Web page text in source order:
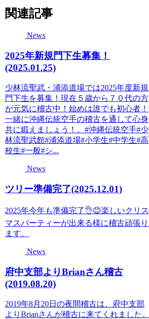
関連記事
News
2025年新規門下生募集！
(2025.01.25)
少林流聖武・浦添道場では2025年度新規
門下生を募集！現在５歳から７０代の方
が元気に稽古中！始めは誰でも初心者！
一緒に沖縄伝統空手の稽古を通して心身
共に鍛えましょう！。#沖縄伝統空手#少
林流聖武館#浦添道場#小学生#中学生#高
校生#一般#シ...
News
ツリー準備完了(2025.12.01)
2025年今年も準備完了👌😊楽しいクリス
マスパーティーが出来る様に稽古頑張り
ます。
News
府中支部よりBrianさん稽古
(2019.08.20)
2019年8月20日の夜間稽古は、府中支部
よりBrianさんが稽古に来てくれました。